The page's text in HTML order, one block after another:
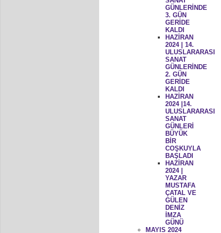
GÜNLERİNDE
3. GÜN
GERİDE
KALDI
HAZİRAN
2024 | 14.
ULUSLARARASI
SANAT
GÜNLERİNDE
2. GÜN
GERİDE
KALDI
HAZİRAN
2024 |14.
ULUSLARARASI
SANAT
GÜNLERİ
BÜYÜK
BİR
COŞKUYLA
BAŞLADI
HAZİRAN
2024 |
YAZAR
MUSTAFA
ÇATAL VE
GÜLEN
DENİZ
İMZA
GÜNÜ
MAYIS 2024